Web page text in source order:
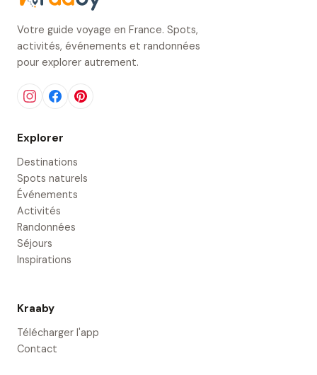
Votre guide voyage en France. Spots,
activités, événements et randonnées
pour explorer autrement.
Explorer
Destinations
Spots naturels
Événements
Activités
Randonnées
Séjours
Inspirations
Kraaby
Télécharger l'app
Contact